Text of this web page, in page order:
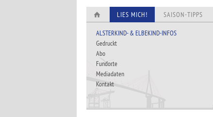
LIES MICH! SAISON-TIPPS
ALSTERKIND- & ELBEKIND-INFOS
Gedruckt
Abo
Fundorte
Mediadaten
Kontakt